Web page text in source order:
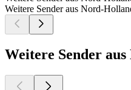
Weitere Sender aus Nord-
Weitere Sender